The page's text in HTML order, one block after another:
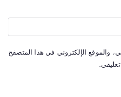
والموقع الإلكتروني في هذا المتصفح